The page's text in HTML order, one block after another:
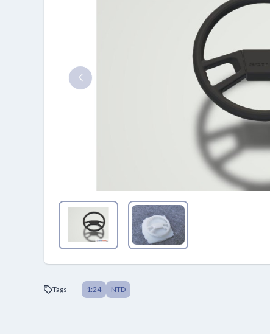
Tags 1:24 NTD